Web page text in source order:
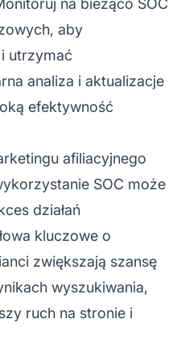
na bieżąco SOC
aby
utrzymać
analiza i aktualizacje
efektywność
afiliacyjnego
SOC może
działań
kluczowe o
zwiększają szansę
wyszukiwania,
ruch na stronie i